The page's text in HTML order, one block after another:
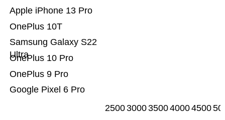
Google Pixel 6 Pro
OnePlus 9 Pro
OnePlus 10 Pro
Samsung Galaxy S22
Ultra
OnePlus 10T
Apple iPhone 13 Pro
25003000350040004500